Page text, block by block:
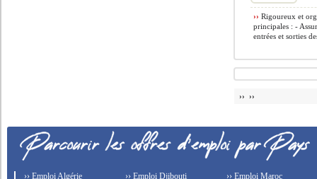
›› Rigoureux et
principales : -
entrées et sorties
›› ››
›› Emploi Algérie ›› Emploi Djibouti ›› Emploi Maroc